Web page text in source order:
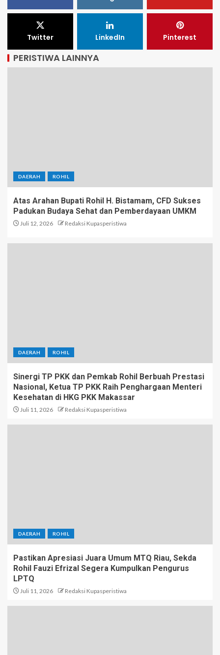
Twitter LinkedIn Pinterest
PERISTIWA LAINNYA
DAERAH ROHIL
Atas Arahan Bupati Rohil H. Bistamam, CFD Sukses
Padukan Budaya Sehat dan Pemberdayaan UMKM
Juli 12, 2026 Redaksi Kupasperistiwa
DAERAH ROHIL
Sinergi TP PKK dan Pemkab Rohil Berbuah Prestasi
Nasional, Ketua TP PKK Raih Penghargaan Menteri
Kesehatan di HKG PKK Makassar
Juli 11, 2026 Redaksi Kupasperistiwa
DAERAH ROHIL
Pastikan Apresiasi Juara Umum MTQ Riau, Sekda
Rohil Fauzi Efrizal Segera Kumpulkan Pengurus
LPTQ
Juli 11, 2026 Redaksi Kupasperistiwa